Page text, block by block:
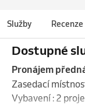
Služby Recenze
Dostupné
Pronájem
Zasedací
Vybavení : 2